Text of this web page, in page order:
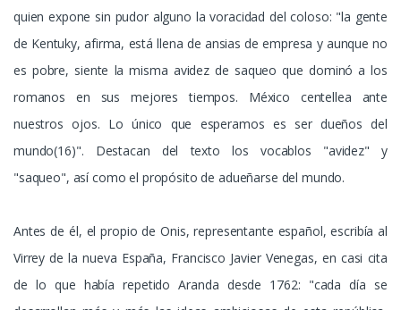
quien expone sin pudor alguno la voracidad del coloso: "la gente
de Kentuky, afirma, está llena de ansias de empresa y aunque no
es pobre, siente la misma avidez de saqueo que dominó a los
romanos en sus mejores tiempos. México centellea ante
nuestros ojos. Lo único que esperamos es ser dueños del
mundo(16)". Destacan del texto los vocablos "avidez" y
"saqueo", así como el propósito de adueñarse del mundo.
Antes de él, el propio de Onis, representante español, escribía al
Virrey de la nueva España, Francisco Javier Venegas, en casi cita
de lo que había repetido Aranda desde 1762: "cada día se